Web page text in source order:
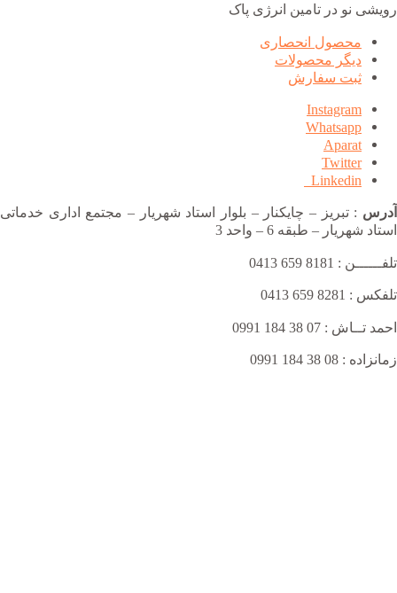
رویشی نو در تامین انرژی پاک
محصول انحصاری
دیگر محصولات
ثبت سفارش
Instagram
Whatsapp
Aparat
Twitter
Linkedin
آدرس : تبریز – چایکنار – بلوار استاد شهریار – مجتمع اداری خدماتی
استاد شهریار – طبقه 6 – واحد 3
تلفــــــن : 8181 659 0413
تلفکس : 8281 659 0413
احمد تــاش : 07 38 184 0991
زمانزاده : 08 38 184 0991